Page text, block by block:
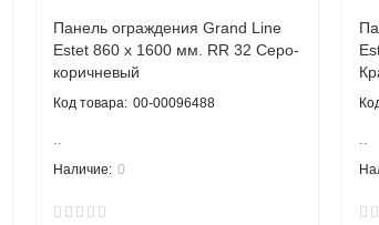
Панель ограждения Grand Line
Estet 860 х 1600 мм. RR 32 Серо-
коричневый
00-00096488
0